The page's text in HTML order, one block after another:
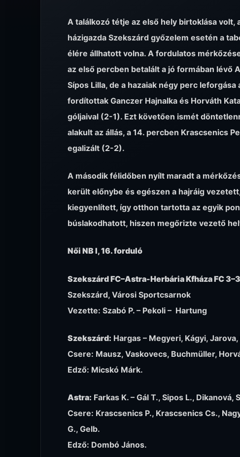
A találkozó tétje az első hely birtoklása volt,
házigazda Szekszárd győzelem esetén a
élére állhatott volna. A fordulatos
az első percben betalált a jó formában lévő
Sípos Lilla, de a hazaiak négy perc leforgása
fordítottak Ganczer Hajnalka és Horváth
góljaival (2-1). Ezt követően ismét
alakult az állás, a 14. percben Krascsenics
egalizált (2-2).
A második félidőben nyílt maradt a
került előnybe és egészen a hajráig
kiegyenlített, így otthon tartotta az egyik
búslakodhatott, hiszen megőrizte vezető
Női NB I, 16. forduló
Szekszárd FC–Astra-Herbária Kfháza FC
Szekszárd, Városi Sportcsarnok
Vezette: Szabó P. – Pekoli – Hartung
Szekszárd: Hargas – Megyeri, Kágyi,
Csere: Mausz, Vaskovecs, Buchmüller,
Edző: Micskó Márk.
Astra: Farkas K. – Gál T., Sipos L., Dikanová,
Csere: Krascsenics P., Krascsenics Cs.,
G., Gelb.
Edző: Dombó János.